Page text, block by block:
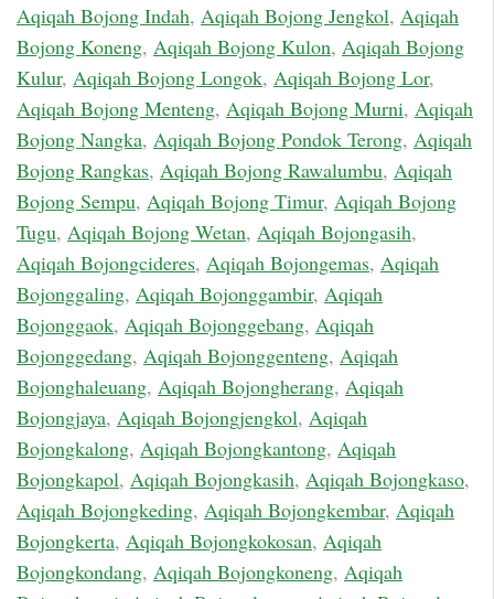
Aqiqah Bojong Indah, Aqiqah Bojong Jengkol, Aqiqah
Bojong Koneng, Aqiqah Bojong Kulon, Aqiqah Bojong
Kulur, Aqiqah Bojong Longok, Aqiqah Bojong Lor,
Aqiqah Bojong Menteng, Aqiqah Bojong Murni, Aqiqah
Bojong Nangka, Aqiqah Bojong Pondok Terong, Aqiqah
Bojong Rangkas, Aqiqah Bojong Rawalumbu, Aqiqah
Bojong Sempu, Aqiqah Bojong Timur, Aqiqah Bojong
Tugu, Aqiqah Bojong Wetan, Aqiqah Bojongasih,
Aqiqah Bojongcideres, Aqiqah Bojongemas, Aqiqah
Bojonggaling, Aqiqah Bojonggambir, Aqiqah
Bojonggaok, Aqiqah Bojonggebang, Aqiqah
Bojonggedang, Aqiqah Bojonggenteng, Aqiqah
Bojonghaleuang, Aqiqah Bojongherang, Aqiqah
Bojongjaya, Aqiqah Bojongjengkol, Aqiqah
Bojongkalong, Aqiqah Bojongkantong, Aqiqah
Bojongkapol, Aqiqah Bojongkasih, Aqiqah Bojongkaso,
Aqiqah Bojongkeding, Aqiqah Bojongkembar, Aqiqah
Bojongkerta, Aqiqah Bojongkokosan, Aqiqah
Bojongkondang, Aqiqah Bojongkoneng, Aqiqah